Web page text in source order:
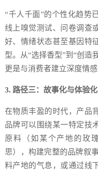
“千人千面”的个性化趋势
线上嗅觉测试、问卷调查
好、情绪状态甚至基因特
型。从“选择香型”到“创造
更是与消费者建立深度情
3. 路径三：故事化与体验化
在物质丰盈的时代，产品
品牌可以围绕某一特定技
原料（如某个产地的玫
思），构建完整的品牌叙
料产地的气息，或通过线